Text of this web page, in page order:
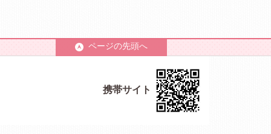
ページの先頭へ
携帯サイト